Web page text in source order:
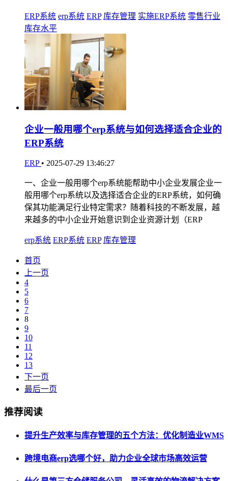
ERP系统 erp系统 ERP 库存管理 实施ERP系统 零售行业
库存水平
企业一般用哪个erp系统与如何选择适合企业的
ERP系统
ERP • 2025-07-29 13:46:27
一、企业一般用哪个erp系统能帮助中小企业发展企业一
般用哪个erp系统以及选择适合企业的ERP系统，如何确
保其功能满足行业特定需求？随着科技的不断发展，越
来越多的中小企业开始意识到企业资源计划（ERP
erp系统 ERP系统 ERP 库存管理
首页
上一页
4
5
6
7
8
9
10
11
12
13
下一页
最后一页
推荐阅读
提升生产效率与库存管理的五个方法：优化制造业WMS
跨境电商erp选哪个好，助力企业全球市场高效运营